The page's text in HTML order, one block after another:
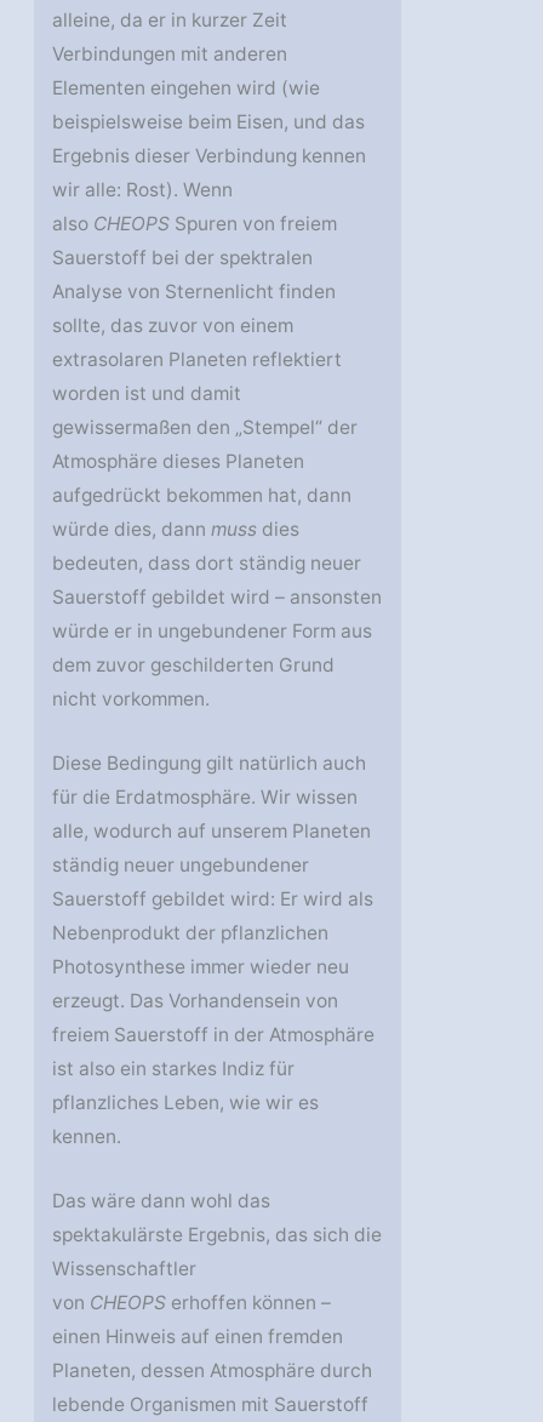
alleine, da er in kurzer Zeit
Verbindungen mit anderen
Elementen eingehen wird (wie
beispielsweise beim Eisen, und das
Ergebnis dieser Verbindung kennen
wir alle: Rost). Wenn
also CHEOPS Spuren von freiem
Sauerstoff bei der spektralen
Analyse von Sternenlicht finden
sollte, das zuvor von einem
extrasolaren Planeten reflektiert
worden ist und damit
gewissermaßen den „Stempel“ der
Atmosphäre dieses Planeten
aufgedrückt bekommen hat, dann
würde dies, dannmuss dies
bedeuten, dass dort ständig neuer
Sauerstoff gebildet wird – ansonsten
würde er in ungebundener Form aus
dem zuvor geschilderten Grund
nicht vorkommen.
Diese Bedingung gilt natürlich auch
für die Erdatmosphäre. Wir wissen
alle, wodurch auf unserem Planeten
ständig neuer ungebundener
Sauerstoff gebildet wird: Er wird als
Nebenprodukt der pflanzlichen
Photosynthese immer wieder neu
erzeugt. Das Vorhandensein von
freiem Sauerstoff in der Atmosphäre
ist also ein starkes Indiz für
pflanzliches Leben, wie wir es
kennen.
Das wäre dann wohl das
spektakulärste Ergebnis, das sich die
Wissenschaftler
von CHEOPS erhoffen können –
einen Hinweis auf einen fremden
Planeten, dessen Atmosphäre durch
lebende Organismen mit Sauerstoff